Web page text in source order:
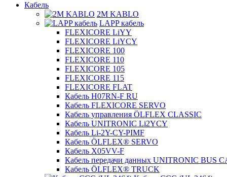
Кабель
2M KABLO
LAPP кабель
FLEXICORE LiYY
FLEXICORE LiYCY
FLEXICORE 100
FLEXICORE 110
FLEXICORE 105
FLEXICORE 115
FLEXICORE FLAT
Кабель H07RN-F RU
Кабель FLEXICORE SERVO
Кабель управления ÖLFLEX CLASSIC
Кабель UNITRONIC Li2YCY
Кабель Li-2Y-CY-PIMF
Кабель ÖLFLEX® SERVO
Кабель X05VV-F
Кабель передачи данных UNITRONIC BUS
Кабель ÖLFLEX® TRUCK